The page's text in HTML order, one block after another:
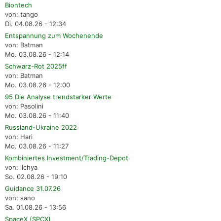
Biontech
von: tango
Di. 04.08.26 - 12:34
Entspannung zum Wochenende
von: Batman
Mo. 03.08.26 - 12:14
Schwarz-Rot 2025ff
von: Batman
Mo. 03.08.26 - 12:00
95 Die Analyse trendstarker Werte
von: Pasolini
Mo. 03.08.26 - 11:40
Russland-Ukraine 2022
von: Hari
Mo. 03.08.26 - 11:27
Kombiniertes Investment/Trading-Depot
von: ilchya
So. 02.08.26 - 19:10
Guidance 31.07.26
von: sano
Sa. 01.08.26 - 13:56
SpaceX (SPCX)